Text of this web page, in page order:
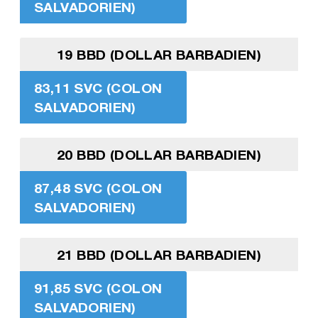
SALVADORIEN)
19 BBD (DOLLAR BARBADIEN)
83,11 SVC (COLON
SALVADORIEN)
20 BBD (DOLLAR BARBADIEN)
87,48 SVC (COLON
SALVADORIEN)
21 BBD (DOLLAR BARBADIEN)
91,85 SVC (COLON
SALVADORIEN)